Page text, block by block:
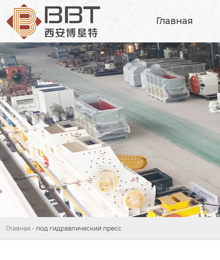
Главная
Главная - под гидравлический пресс